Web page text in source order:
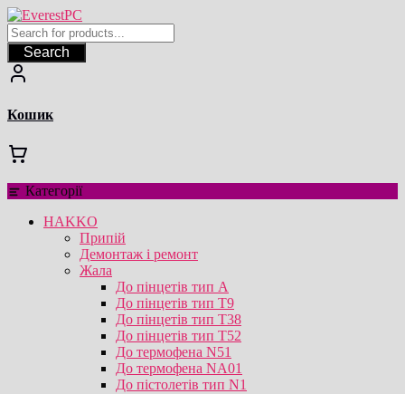
Перейти
до
вмісту
Search
Кошик
Категорії
HAKKO
Припій
Демонтаж і ремонт
Жала
До пінцетів тип А
До пінцетів тип T9
До пінцетів тип T38
До пінцетів тип T52
До термофена N51
До термофена NA01
До пістолетів тип N1